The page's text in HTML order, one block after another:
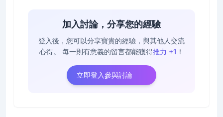
加入討論，分享您的經驗
登入後，您可以分享寶貴的經驗，與其他人交流
心得。
每一則有意義的留言都能獲得推力 +1 ！
立即登入參與討論